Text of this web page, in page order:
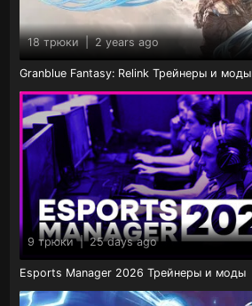
18 трюки | 2 years ago
Granblue Fantasy: Relink Трейнеры и моды
9 трюки | 25 days ago
Esports Manager 2026 Трейнеры и моды